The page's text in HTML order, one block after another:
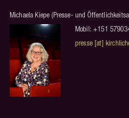
Michaela Kiepe (Presse- und
Mobil: +151
presse [at]